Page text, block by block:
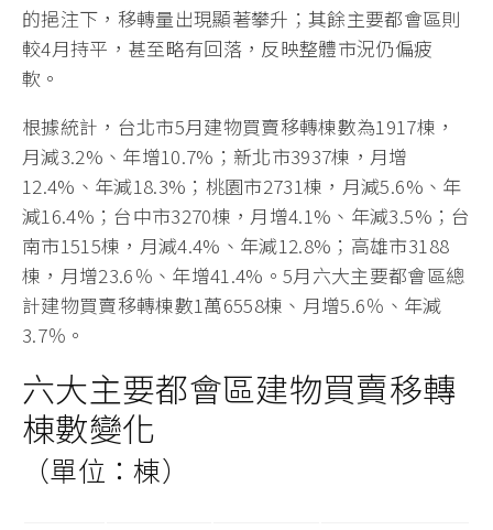
的挹注下，移轉量出現顯著攀升；其餘主要都會區則
較4月持平，甚至略有回落，反映整體市況仍偏疲
軟。
根據統計，台北市5月建物買賣移轉棟數為1917棟，
月減3.2%、年增10.7%；新北市3937棟，月增
12.4%、年減18.3%；桃園市2731棟，月減5.6%、年
減16.4%；台中市3270棟，月增4.1%、年減3.5%；台
南市1515棟，月減4.4%、年減12.8%；高雄市3188
棟，月增23.6％、年增41.4%。5月六大主要都會區總
計建物買賣移轉棟數1萬6558棟、月增5.6％、年減
3.7％。
六大主要都會區建物買賣移轉
棟數變化
（單位：棟）